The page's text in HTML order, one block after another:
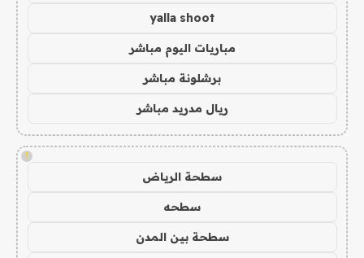
yalla shoot
مباريات اليوم مباشر
برشلونة مباشر
ريال مدريد مباشر
!
سطحة الرياض
سطحه
سطحة بين المدن